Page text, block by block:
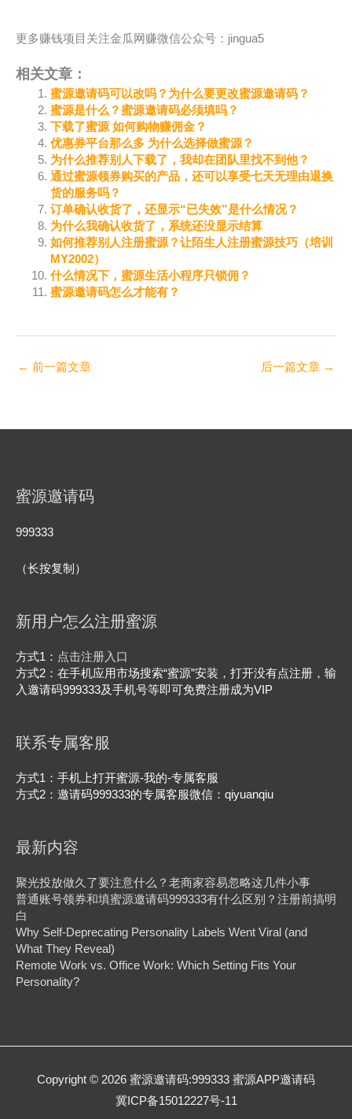
更多赚钱项目关注金瓜网赚微信公众号：jingua5
相关文章：
蜜源邀请码可以改吗？为什么要更改蜜源邀请码？
蜜源是什么？蜜源邀请码必须填吗？
下载了蜜源 如何购物赚佣金？
优惠券平台那么多 为什么选择做蜜源？
为什么推荐别人下载了，我却在团队里找不到他？
通过蜜源领券购买的产品，还可以享受七天无理由退换
货的服务吗？
订单确认收货了，还显示“已失效”是什么情况？
为什么我确认收货了，系统还没显示结算
如何推荐别人注册蜜源？让陌生人注册蜜源技巧（培训
MY2002）
什么情况下，蜜源生活小程序只锁佣？
蜜源邀请码怎么才能有？
← 前一篇文章 后一篇文章 →
蜜源邀请码
999333
（长按复制）
新用户怎么注册蜜源
方式1： 点击注册入口
方式2：在手机应用市场搜索“蜜源”安装，打开没有点注册，输
入邀请码999333及手机号等即可免费注册成为VIP
联系专属客服
方式1：手机上打开蜜源-我的-专属客服
方式2：邀请码999333的专属客服微信：qiyuanqiu
最新内容
聚光投放做久了要注意什么？老商家容易忽略这几件小事
普通账号领券和填蜜源邀请码999333有什么区别？注册前搞明
白
Why Self-Deprecating Personality Labels Went Viral (and
What They Reveal)
Remote Work vs. Office Work: Which Setting Fits Your
Personality?
Copyright © 2026 蜜源邀请码:999333 蜜源APP邀请码
冀ICP备15012227号-11